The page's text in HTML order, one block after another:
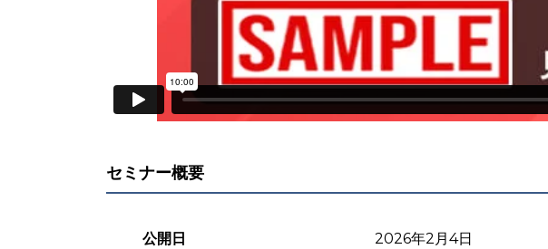
セミナー概要
公開日 2026年2月4日